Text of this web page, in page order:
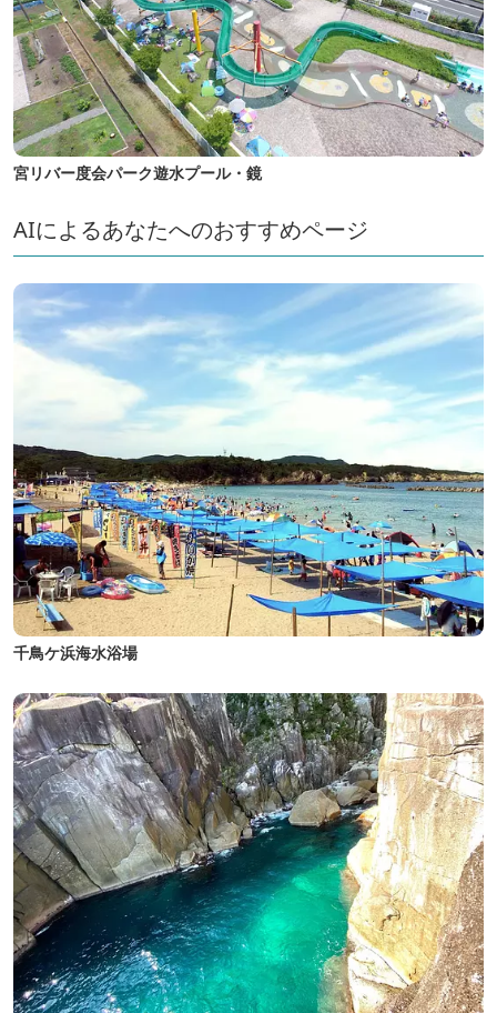
宮リバー度会パーク遊水プール・鏡
AIによるあなたへのおすすめページ
千鳥ケ浜海水浴場